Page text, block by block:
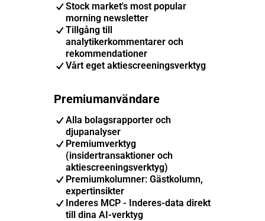
Stock market's most popular
morning newsletter
Tillgång till
analytikerkommentarer och
rekommendationer
Vårt eget aktiescreeningsverktyg
Premiumanvändare
Alla bolagsrapporter och
djupanalyser
Premiumverktyg
(insidertransaktioner och
aktiescreeningsverktyg)
Premiumkolumner: Gästkolumn,
expertinsikter
Inderes MCP - Inderes-data direkt
till dina AI-verktyg